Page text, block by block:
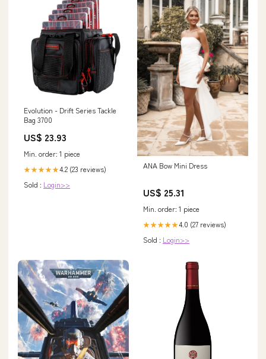
Evolution - Drift Series Tackle
Bag 3700
US$ 23.93
Min. order: 1 piece
★★★★★4.2 (23 reviews)
Sold : Login>>
ANA Bow Mini Dress
US$ 25.31
Min. order: 1 piece
★★★★★4.0 (27 reviews)
Sold : Login>>